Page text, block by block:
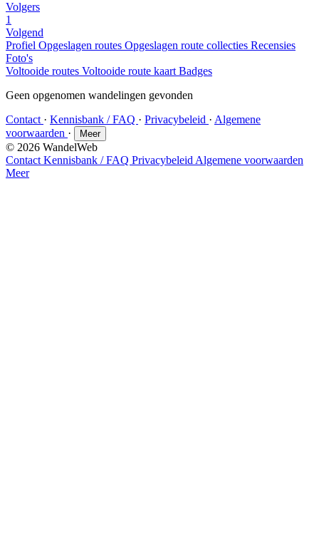
Volgers
1
Volgend
Profiel Opgeslagen routes Opgeslagen route collecties Recensies
Foto's
Voltooide routes Voltooide route kaart Badges
Geen opgenomen wandelingen gevonden
Contact · Kennisbank / FAQ · Privacybeleid · Algemene
voorwaarden · Meer
© 2026 WandelWeb
Contact Kennisbank / FAQ Privacybeleid Algemene voorwaarden
Meer